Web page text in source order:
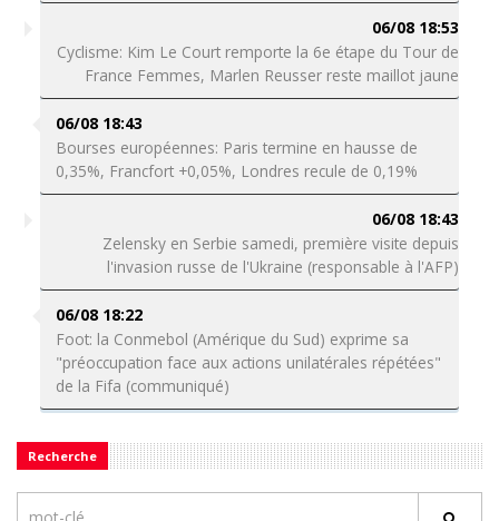
06/08 18:53
Cyclisme: Kim Le Court remporte la 6e étape du Tour de
France Femmes, Marlen Reusser reste maillot jaune
06/08 18:43
Bourses européennes: Paris termine en hausse de
0,35%, Francfort +0,05%, Londres recule de 0,19%
06/08 18:43
Zelensky en Serbie samedi, première visite depuis
l'invasion russe de l'Ukraine (responsable à l'AFP)
06/08 18:22
Foot: la Conmebol (Amérique du Sud) exprime sa
"préoccupation face aux actions unilatérales répétées"
de la Fifa (communiqué)
Recherche